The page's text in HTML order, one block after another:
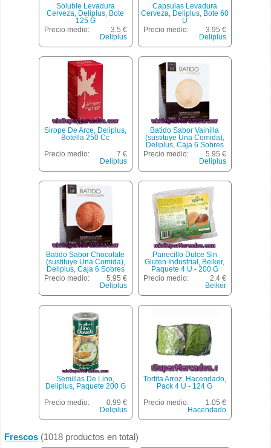
Soluble Levadura
Cerveza, Deliplus, Bote
125 G
Precio medio:
3.5 €
Deliplus
Capsulas Levadura
Cerveza, Deliplus, Bote 60
U
Precio medio:
3.95 €
Deliplus
Sirope De Arce, Deliplus,
Botella 250 Cc
Precio medio:
7 €
Deliplus
Batido Sabor Vainilla
(sustituye Una Comida),
Deliplus, Caja 6 Sobres
Precio medio:
5.95 €
Deliplus
Batido Sabor Chocolate
(sustituye Una Comida),
Deliplus, Caja 6 Sobres
Precio medio:
5.95 €
Deliplus
Panecillo Dulce Sin
Gluten Industrial, Beiker,
Paquete 4 U - 200 G
Precio medio:
2.4 €
Beiker
Semillas De Lino,
Deliplus, Paquete 200 G
Precio medio:
0.99 €
Deliplus
Tortita Arroz, Hacendado,
Pack 4 U - 124 G
Precio medio:
1.05 €
Hacendado
Frescos (1018 productos en total)